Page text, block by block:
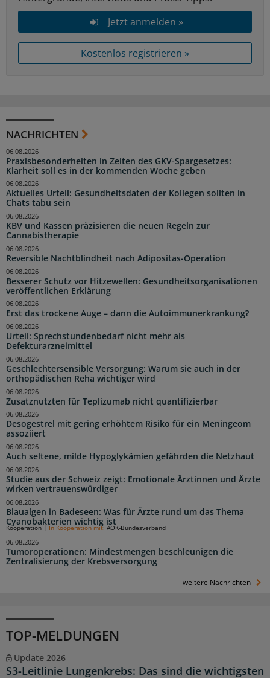
Jetzt anmelden »
Kostenlos registrieren »
NACHRICHTEN
Praxisbesonderheiten in Zeiten des GKV-Spargesetzes:
Klarheit soll es in der kommenden Woche geben
06.08.2026
Aktuelles Urteil: Gesundheitsdaten der Kollegen sollten in
Chats tabu sein
06.08.2026
KBV und Kassen präzisieren die neuen Regeln zur
Cannabistherapie
06.08.2026
Reversible Nachtblindheit nach Adipositas-Operation
06.08.2026
Besserer Schutz vor Hitzewellen: Gesundheitsorganisationen
veröffentlichen Erklärung
06.08.2026
Erst das trockene Auge – dann die Autoimmunerkrankung?
06.08.2026
Urteil: Sprechstundenbedarf nicht mehr als
Defekturarzneimittel
06.08.2026
Geschlechtersensible Versorgung: Warum sie auch in der
orthopädischen Reha wichtiger wird
06.08.2026
Zusatznutzten für Teplizumab nicht quantifizierbar
06.08.2026
Desogestrel mit gering erhöhtem Risiko für ein Meningeom
assoziiert
06.08.2026
Auch seltene, milde Hypoglykämien gefährden die Netzhaut
06.08.2026
Studie aus der Schweiz zeigt: Emotionale Ärztinnen und Ärzte
wirken vertrauenswürdiger
06.08.2026
Blaualgen in Badeseen: Was für Ärzte rund um das Thema
Cyanobakterien wichtig ist
06.08.2026
Tumoroperationen: Mindestmengen beschleunigen die
Zentralisierung der Krebsversorgung
Kooperation In Kooperation mit: AOK-Bundesverband
06.08.2026
weitere Nachrichten
TOP-MELDUNGEN
Update 2026
S3-Leitlinie Lungenkrebs: Das sind die wichtigsten